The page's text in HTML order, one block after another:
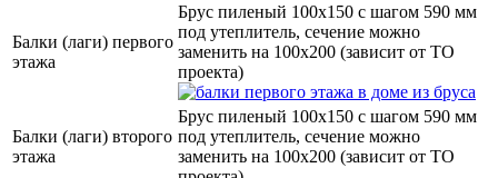
Балки (лаги) первого
этажа
Брус пиленый 100х150 с шагом 590 мм
под утеплитель, сечение можно
заменить на 100х200 (зависит от ТО
проекта)
Балки (лаги) второго
этажа
Брус пиленый 100х150 с шагом 590 мм
под утеплитель, сечение можно
заменить на 100х200 (зависит от ТО